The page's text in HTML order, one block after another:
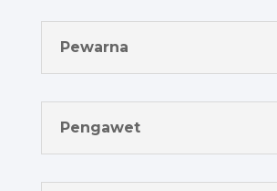
Pewarna
Pengawet